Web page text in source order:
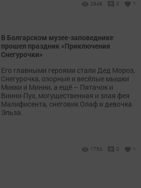
2948 0 1
В Болгарском музее-заповеднике
прошел праздник «Приключения
Снегурочки»
​​​​​​​Его главными героями стали Дед Мороз,
Снегурочка, озорные и весёлые мышки
Микки и Минни, а ещё – Пятачок и
Винни-Пух, могущественная и злая фея
Малифисента, снеговик Олаф и девочка
Эльза.
1753 0 1